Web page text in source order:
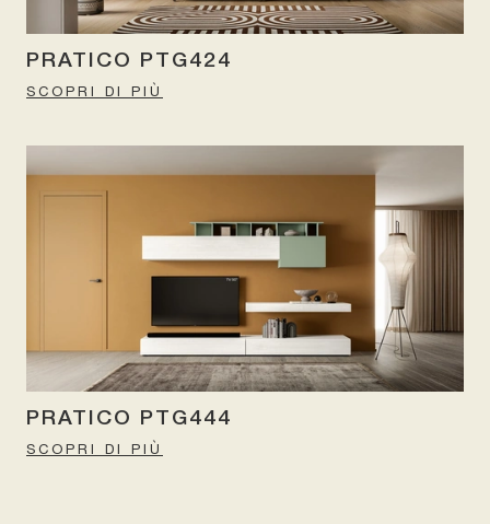
PRATICO PTG424
SCOPRI DI PIÙ
PRATICO PTG444
SCOPRI DI PIÙ